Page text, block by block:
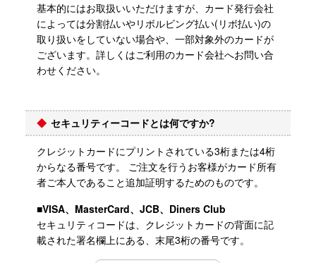
基本的にはお取扱いいただけますが、カード発行会社
によっては分割払いやリボルビング払い(リボ払い)の
取り扱いをしていない場合や、一部対象外のカードが
ございます。詳しくはご利用のカード会社へお問い合
わせください。
セキュリティーコードとは何ですか?
クレジットカードにプリントされている3桁または4桁
からなる番号です。 ご注文を行うお客様がカード所有
者ご本人であること追加証明するためのものです。
■VISA、MasterCard、JCB、Diners Club
セキュリティコードは、クレジットカードの背面に記
載された署名欄上にある、末尾3桁の番号です。